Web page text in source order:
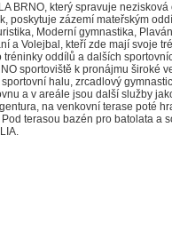
BRNO, který spravuje
poskytuje zázemí mateřským
Moderní gymnastika,
a Volejbal, kteří zde mají svoje
oddílů a dalších
sportoviště k pronájmu široké
halu, zrcadlový
a v areále jsou další služby
na venkovní terase poté
Pod terasou bazén pro batolata a